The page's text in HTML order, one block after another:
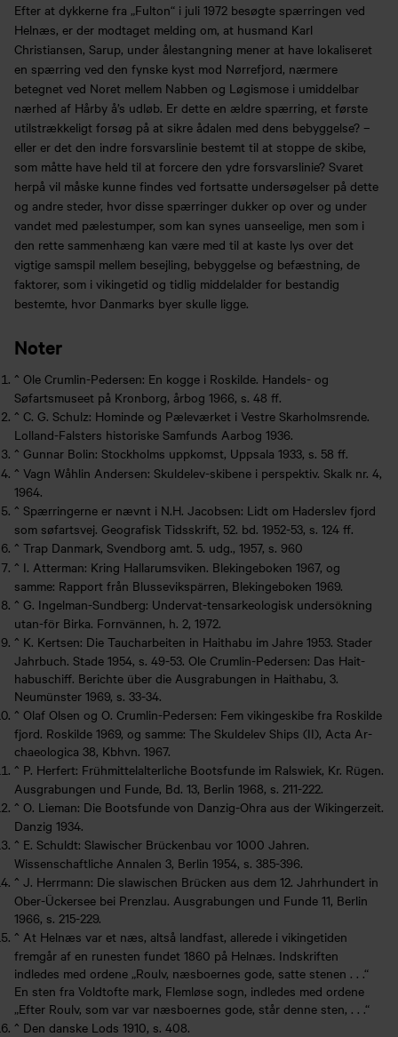
Efter at dykkerne fra „Fulton“ i juli 1972 besøgte spærringen ved
Helnæs, er der modtaget melding om, at husmand Karl
Christiansen, Sarup, under ålestangning mener at have lokaliseret
en spærring ved den fynske kyst mod Nørrefjord, nærmere
betegnet ved Noret mellem Nabben og Løgismose i umiddelbar
nærhed af Hårby å’s udløb. Er dette en ældre spærring, et første
utilstrækkeligt forsøg på at sikre ådalen med dens bebyggelse? –
eller er det den indre forsvarslinie bestemt til at stoppe de skibe,
som måtte have held til at forcere den ydre forsvarslinie? Svaret
herpå vil måske kunne findes ved fortsatte undersøgelser på dette
og andre steder, hvor disse spærringer dukker op over og under
vandet med pælestumper, som kan synes uanseelige, men som i
den rette sammenhæng kan være med til at kaste lys over det
vigtige samspil mellem besejling, bebyggelse og befæstning, de
faktorer, som i vikingetid og tidlig middelalder for bestandig
bestemte, hvor Danmarks byer skulle ligge.
Noter
^ Ole Crumlin-Pedersen: En kogge i Roskilde. Handels- og
Søfartsmuseet på Kronborg, årbog 1966, s. 48 ff.
^ C. G. Schulz: Hominde og Pæleværket i Vestre Skarholmsrende.
Lolland-Falsters historiske Samfunds Aarbog 1936.
^ Gunnar Bolin: Stockholms uppkomst, Uppsala 1933, s. 58 ff.
^ Vagn Wåhlin Andersen: Skuldelev-skibene i perspektiv. Skalk nr. 4,
1964.
^ Spærringerne er nævnt i N.H. Jacobsen: Lidt om Haderslev fjord
som søfartsvej. Geografisk Tidsskrift, 52. bd. 1952-53, s. 124 ff.
^ Trap Danmark, Svendborg amt. 5. udg., 1957, s. 960
^ I. Atterman: Kring Hallarumsviken. Blekingeboken 1967, og
samme: Rapport från Blussevikspärren, Blekingeboken 1969.
^ G. Ingelman-Sundberg: Undervat-tensarkeologisk undersökning
utan-för Birka. Fornvännen, h. 2, 1972.
^ K. Kertsen: Die Taucharbeiten in Haithabu im Jahre 1953. Stader
Jahrbuch. Stade 1954, s. 49-53. Ole Crumlin-Pedersen: Das Hait-
habuschiff. Berichte über die Ausgrabungen in Haithabu, 3.
Neumünster 1969, s. 33-34.
^ Olaf Olsen og O. Crumlin-Pedersen: Fem vikingeskibe fra Roskilde
fjord. Roskilde 1969, og samme: The Skuldelev Ships (II), Acta Ar-
chaeologica 38, Kbhvn. 1967.
^ P. Herfert: Frühmittelalterliche Bootsfunde im Ralswiek, Kr. Rügen.
Ausgrabungen und Funde, Bd. 13, Berlin 1968, s. 211-222.
^ O. Lieman: Die Bootsfunde von Danzig-Ohra aus der Wikingerzeit.
Danzig 1934.
^ E. Schuldt: Slawischer Brückenbau vor 1000 Jahren.
Wissenschaftliche Annalen 3, Berlin 1954, s. 385-396.
^ J. Herrmann: Die slawischen Brücken aus dem 12. Jahrhundert in
Ober-Ückersee bei Prenzlau. Ausgrabungen und Funde 11, Berlin
1966, s. 215-229.
^ At Helnæs var et næs, altså landfast, allerede i vikingetiden
fremgår af en runesten fundet 1860 på Helnæs. Indskriften
indledes med ordene „Roulv, næsboernes gode, satte stenen . . .“
En sten fra Voldtofte mark, Flemløse sogn, indledes med ordene
„Efter Roulv, som var var næsboernes gode, står denne sten, . . .“
^ Den danske Lods 1910, s. 408.